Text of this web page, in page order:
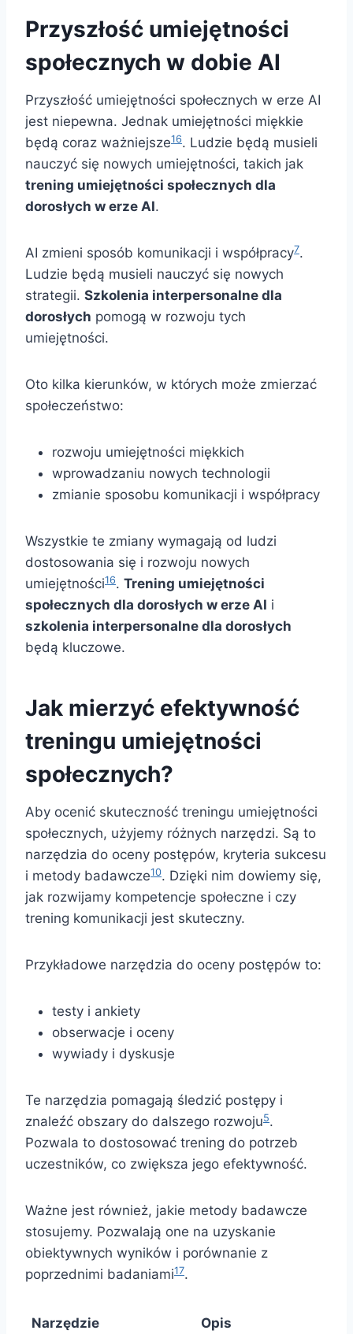
Przyszłość umiejętności
społecznych w dobie AI
Przyszłość umiejętności społecznych w erze AI
jest niepewna. Jednak umiejętności miękkie
będą coraz ważniejsze16. Ludzie będą musieli
nauczyć się nowych umiejętności, takich jak
trening umiejętności społecznych dla
dorosłych w erze AI.
AI zmieni sposób komunikacji i współpracy7.
Ludzie będą musieli nauczyć się nowych
strategii. Szkolenia interpersonalne dla
dorosłych pomogą w rozwoju tych
umiejętności.
Oto kilka kierunków, w których może zmierzać
społeczeństwo:
rozwoju umiejętności miękkich
wprowadzaniu nowych technologii
zmianie sposobu komunikacji i współpracy
Wszystkie te zmiany wymagają od ludzi
dostosowania się i rozwoju nowych
umiejętności16. Trening umiejętności
społecznych dla dorosłych w erze AI i
szkolenia interpersonalne dla dorosłych
będą kluczowe.
Jak mierzyć efektywność
treningu umiejętności
społecznych?
Aby ocenić skuteczność treningu umiejętności
społecznych, użyjemy różnych narzędzi. Są to
narzędzia do oceny postępów, kryteria sukcesu
i metody badawcze10. Dzięki nim dowiemy się,
jak rozwijamy kompetencje społeczne i czy
trening komunikacji jest skuteczny.
Przykładowe narzędzia do oceny postępów to:
testy i ankiety
obserwacje i oceny
wywiady i dyskusje
Te narzędzia pomagają śledzić postępy i
znaleźć obszary do dalszego rozwoju5.
Pozwala to dostosować trening do potrzeb
uczestników, co zwiększa jego efektywność.
Ważne jest również, jakie metody badawcze
stosujemy. Pozwalają one na uzyskanie
obiektywnych wyników i porównanie z
poprzednimi badaniami17.
Narzędzie
Opis